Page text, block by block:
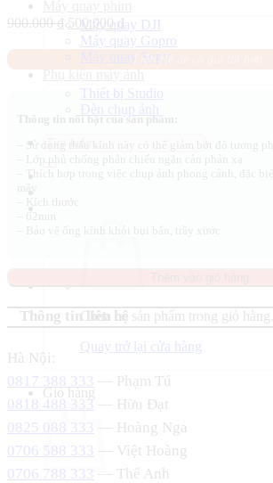
Máy quay DJI
Máy quay Gopro
Thiết bị Studio
Chưa có sản phẩm trong giỏ hàng.
Quay trở lại cửa hàng
Giỏ hàng
900.000₫ Giá
gốc
là:
500.000 ₫ Giá
hiện
tại
Thông tin liên hệ
Hà Nội:
0817 388 333
— Phạm Tú
0818 488 333
— Hữu Đạt
0825 088 333
— Hoàng Nga
0706 588 333
— Việt Hoàng
0706 788 333
— Thế Anh